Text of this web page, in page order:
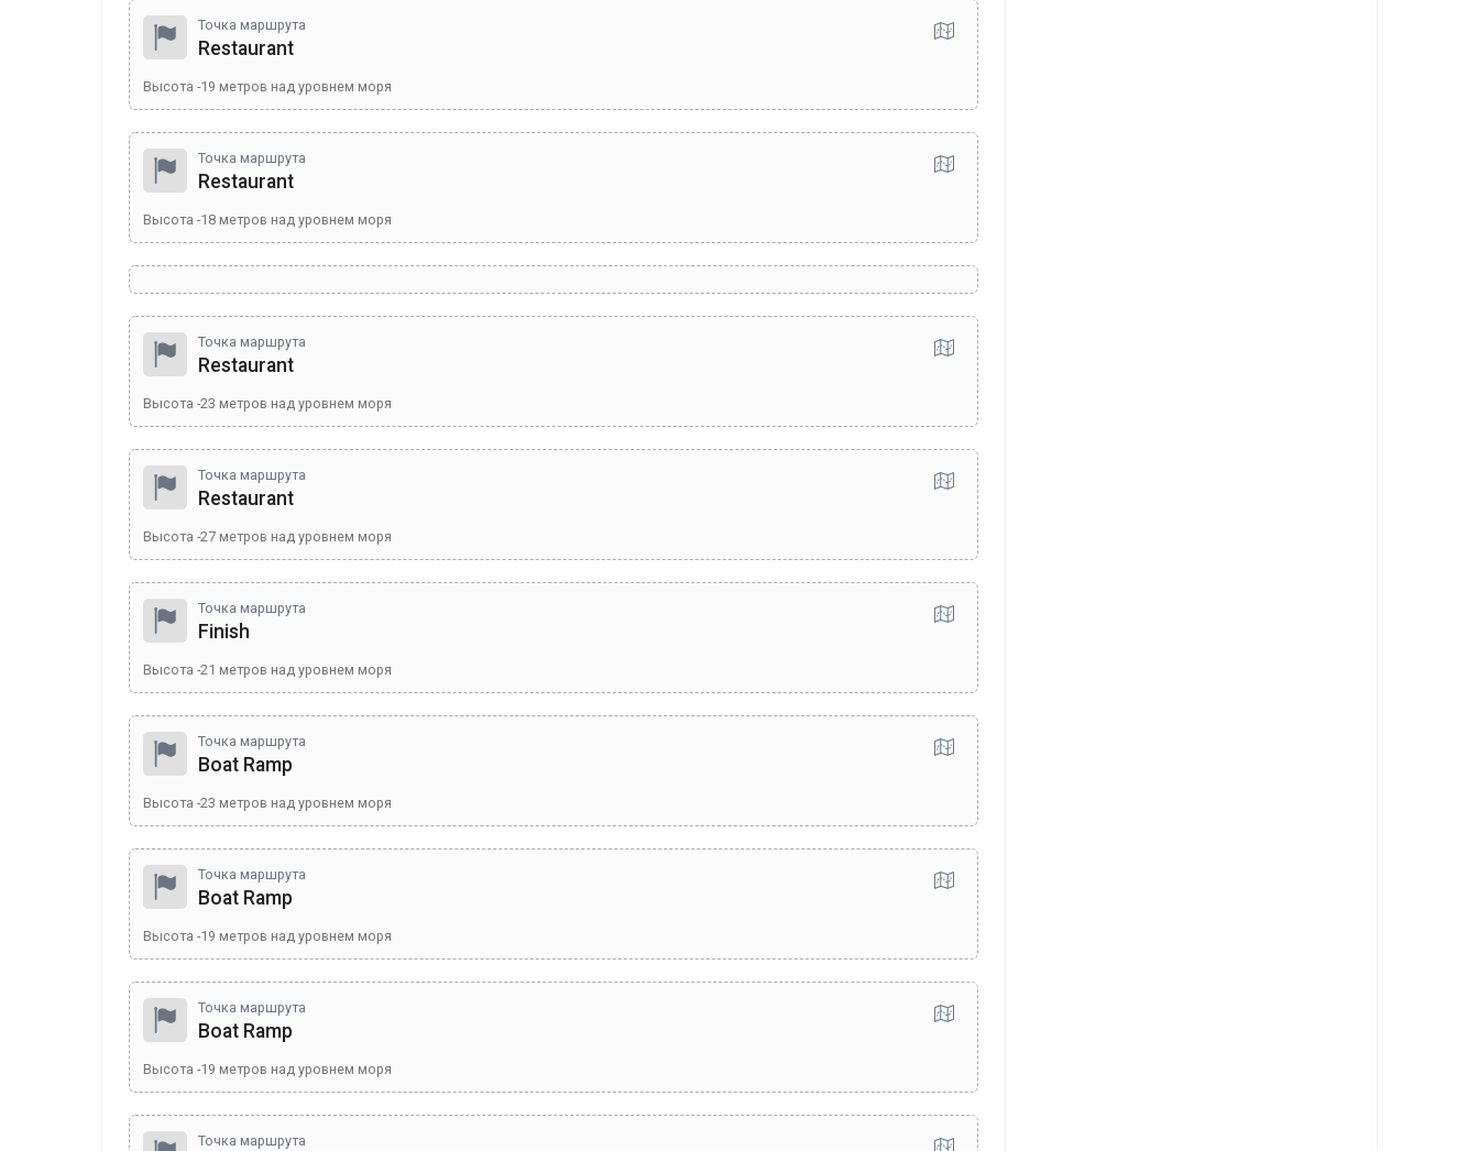
Точка маршрута
Restaurant
Высота -19 метров над уровнем моря
Точка маршрута
Restaurant
Высота -18 метров над уровнем моря
Точка маршрута
Restaurant
Высота -23 метров над уровнем моря
Точка маршрута
Restaurant
Высота -27 метров над уровнем моря
Точка маршрута
Finish
Высота -21 метров над уровнем моря
Точка маршрута
Boat Ramp
Высота -23 метров над уровнем моря
Точка маршрута
Boat Ramp
Высота -19 метров над уровнем моря
Точка маршрута
Boat Ramp
Высота -19 метров над уровнем моря
Точка маршрута